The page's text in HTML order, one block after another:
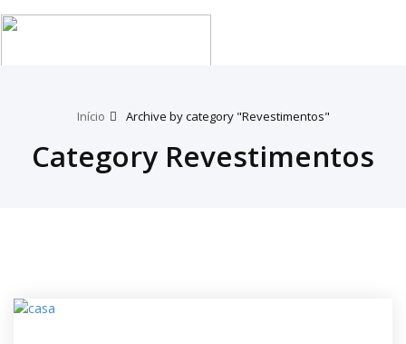
Início Archive by category "Revestimentos"
Category Revestimentos